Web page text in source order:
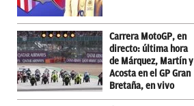
Carrera MotoGP, en
directo: última hora
de Márquez, Martín y
Acosta en el GP Gran
Bretaña, en vivo